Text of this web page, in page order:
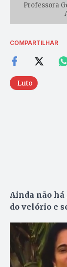
Professora
COMPARTILHAR
Luto
Ainda não
do velório e